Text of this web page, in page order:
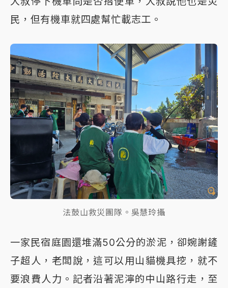
民，但有機車就四處幫忙載志工。
法鼓山救災團隊。吳慧玲攝
一家民宿庭園還堆滿50公分的淤泥，卻婉謝鏟
子超人，老闆說，這可以用山貓機具挖，就不
要浪費人力。記者沿著泥濘的中山路行走，至